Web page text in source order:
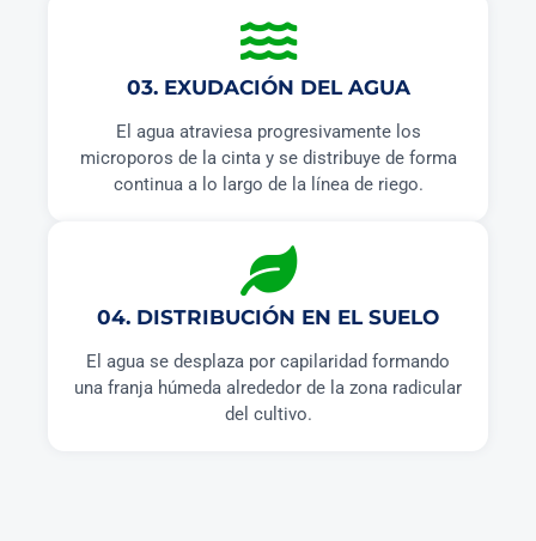
03. EXUDACIÓN DEL AGUA
El agua atraviesa progresivamente los
microporos de la cinta y se distribuye de forma
continua a lo largo de la línea de riego.
04. DISTRIBUCIÓN EN EL SUELO
El agua se desplaza por capilaridad formando
una franja húmeda alrededor de la zona radicular
del cultivo.